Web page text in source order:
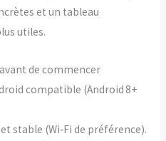
et un tableau
utiles.
de commencer
compatible (Android 8+
stable (Wi‑Fi de préférence).